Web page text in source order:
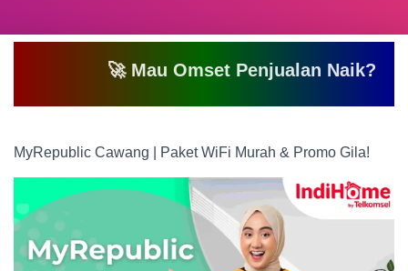
S
🚀 Mau Omset Penjualan Naik? Atau
MyRepublic Cawang | Paket WiFi Murah & Promo Gila!